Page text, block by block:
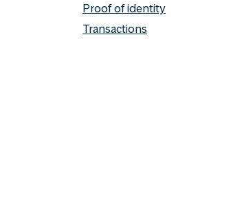
Proof of identity
Transactions